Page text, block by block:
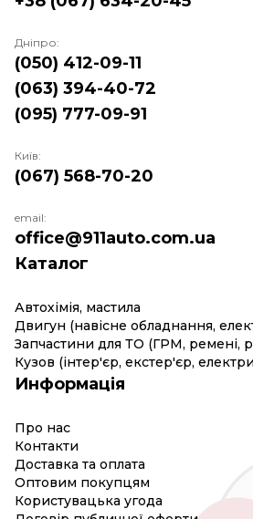
Каталог
Автохімія, мастила
Двигун (навісне обладнання,
Запчастини для ТО (ГРМ, ремені,
Кузов (інтер'єр, екстер'єр,
Информація
Про нас
Контакти
Доставка та оплата
Оптовим покупцям
Користувацька угода
Дніпро:
(050) 412-09-11
(063) 394-40-72
(095) 777-09-91
Київ:
(067) 568-70-20
email:
office@911auto.com.ua